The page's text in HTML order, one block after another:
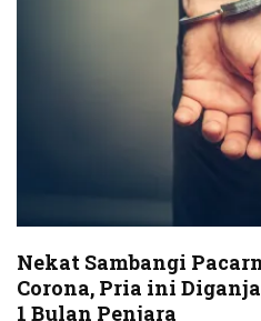
Nekat Sambangi
Corona, Pria ini
1 Bulan Penjara